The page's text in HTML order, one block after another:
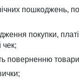
пошкоджень,
покупки,
чек;
поверненню